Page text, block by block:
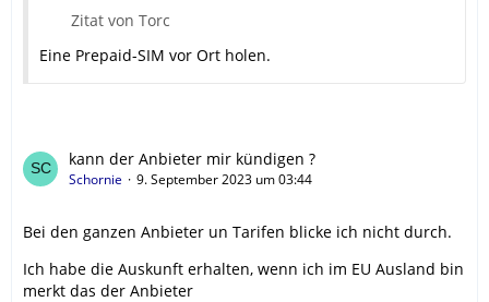
Zitat von Torc
Eine Prepaid-SIM vor Ort holen.
kann der Anbieter mir kündigen ?
Schornie 9. September 2023 um 03:44
Bei den ganzen Anbieter un Tarifen blicke ich nicht durch.
Ich habe die Auskunft erhalten, wenn ich im EU Ausland bin
merkt das der Anbieter